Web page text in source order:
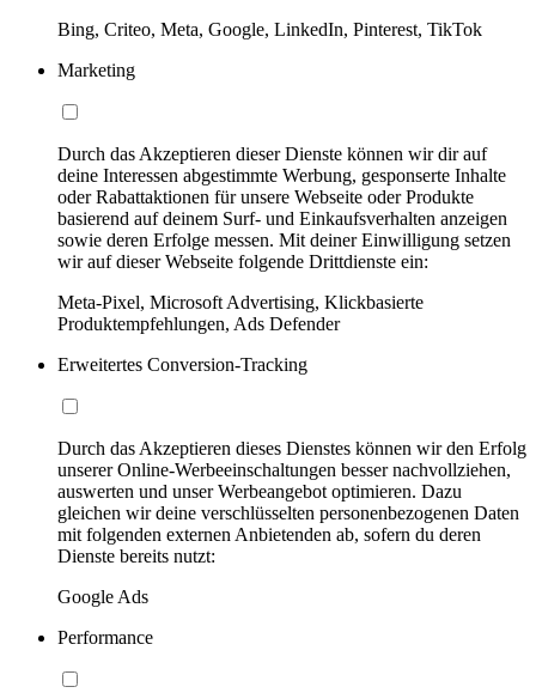
Bing, Criteo, Meta, Google, LinkedIn, Pinterest, TikTok
Marketing
Durch das Akzeptieren dieser Dienste können wir dir auf
deine Interessen abgestimmte Werbung, gesponserte Inhalte
oder Rabattaktionen für unsere Webseite oder Produkte
basierend auf deinem Surf- und Einkaufsverhalten anzeigen
sowie deren Erfolge messen. Mit deiner Einwilligung setzen
wir auf dieser Webseite folgende Drittdienste ein:
Meta-Pixel, Microsoft Advertising, Klickbasierte
Produktempfehlungen, Ads Defender
Erweitertes Conversion-Tracking
Durch das Akzeptieren dieses Dienstes können wir den Erfolg
unserer Online-Werbeeinschaltungen besser nachvollziehen,
auswerten und unser Werbeangebot optimieren. Dazu
gleichen wir deine verschlüsselten personenbezogenen Daten
mit folgenden externen Anbietenden ab, sofern du deren
Dienste bereits nutzt:
Google Ads
Performance